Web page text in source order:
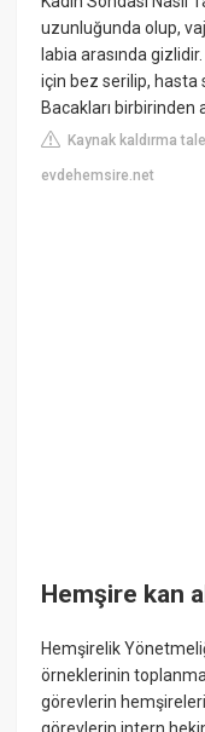
uzunluğunda olup,
labia arasında
için bez serilip, hasta
Bacakları birbirinden
Kaynak kaldırma
evdehemsire.net
Hemşire kan
Hemşirelik
örneklerinin
görevlerin